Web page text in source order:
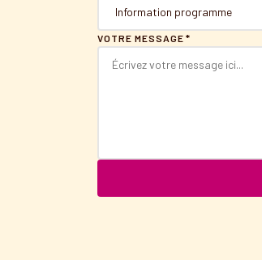
VOTRE MESSAGE *